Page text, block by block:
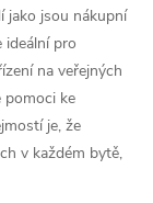
jako jsou nákupní
ideální pro
na veřejných
pomoci ke
je, že
v každém bytě,